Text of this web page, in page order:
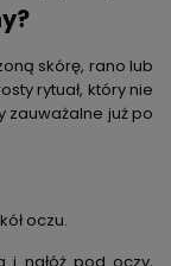
skórę, rano lub
rytuał, który nie
zauważalne już po
oczu.